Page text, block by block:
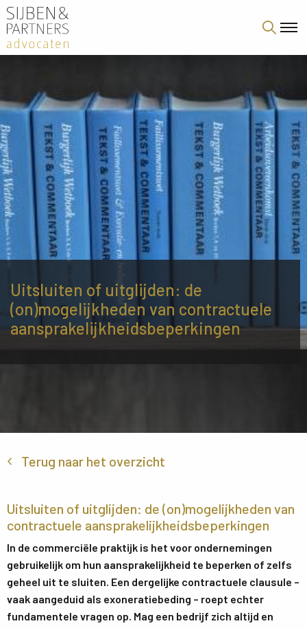
Uitsluiten of uitglijden: de
(on)mogelijkheden van contractuele
aansprakelijkheidsbeperkingen
Terug naar het overzicht
Uitsluiten of uitglijden: de (on)mogelijkheden van
contractuele aansprakelijkheidsbeperkingen
In de commerciële praktijk is het voor ondernemingen
gebruikelijk om hun aansprakelijkheid te beperken of zelfs
geheel uit te sluiten. Een dergelijke contractuele clausule –
vaak aangeduid als exoneratiebeding – roept echter
fundamentele vragen op. Mag een bedrijf zich altijd en